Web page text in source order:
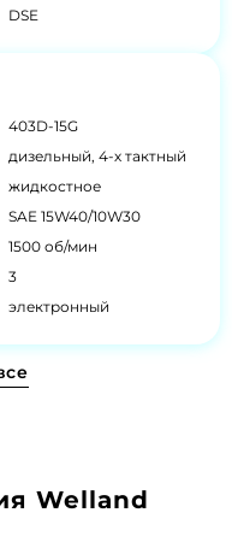
DSE
403D-15G
дизельный, 4-х тактный
жидкостное
SAE 15W40/10W30
1500 об/мин
3
электронный
Welland